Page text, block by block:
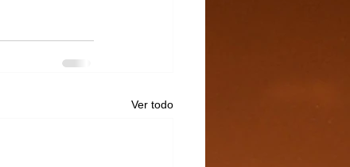
Ver todo